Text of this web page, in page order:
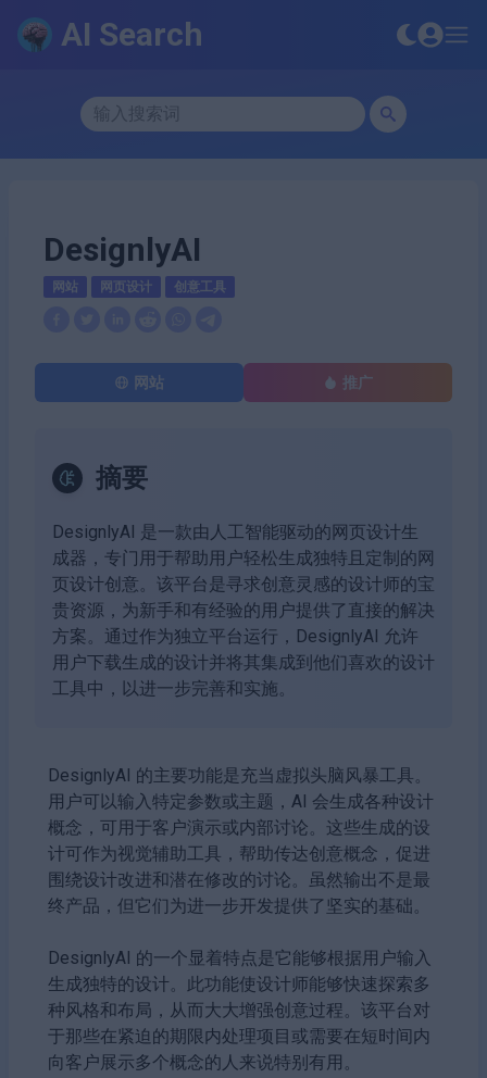
AI Search
DesignlyAI
网站 网页设计 创意工具
网站 推广
摘要
DesignlyAI 是一款由人工智能驱动的网页设计生
成器，专门用于帮助用户轻松生成独特且定制的网
页设计创意。该平台是寻求创意灵感的设计师的宝
贵资源，为新手和有经验的用户提供了直接的解决
方案。通过作为独立平台运行，DesignlyAI 允许
用户下载生成的设计并将其集成到他们喜欢的设计
工具中，以进一步完善和实施。
DesignlyAI 的主要功能是充当虚拟头脑风暴工具。
用户可以输入特定参数或主题，AI 会生成各种设计
概念，可用于客户演示或内部讨论。这些生成的设
计可作为视觉辅助工具，帮助传达创意概念，促进
围绕设计改进和潜在修改的讨论。虽然输出不是最
终产品，但它们为进一步开发提供了坚实的基础。
DesignlyAI 的一个显着特点是它能够根据用户输入
生成独特的设计。此功能使设计师能够快速探索多
种风格和布局，从而大大增强创意过程。该平台对
于那些在紧迫的期限内处理项目或需要在短时间内
向客户展示多个概念的人来说特别有用。